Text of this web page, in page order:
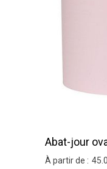
Abat-jour
À partir de : 45